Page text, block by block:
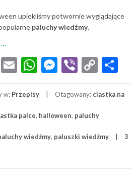
upiekliśmy potwornie wyglądające
paluchy wiedźmy.
Wiedźmy
…
Twitter
EmailWhatsApp
Messenger
Viber
Copy
w: Przepisy Otagowany: ciastka na
palce, halloween, paluchy
wiedźmy, paluszki wiedźmy 3